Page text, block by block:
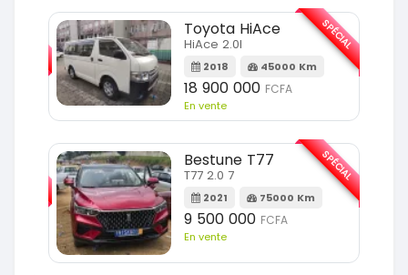
Toyota HiAce
HiAce 2.0l
2018 45000 Km
18 900 000 FCFA
En vente
SPÉCIAL
Bestune T77
T77 2.0 7
2021 75000 Km
9 500 000 FCFA
En vente
SPÉCIAL